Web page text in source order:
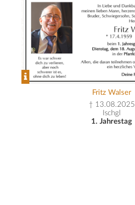
Fritz Walser
† 13.08.2025
Ischgl
1. Jahrestag